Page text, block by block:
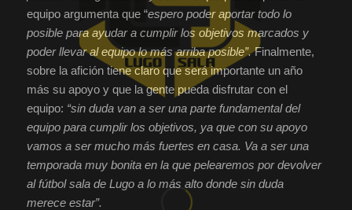
equipo argumenta que “espero poder aportar todo lo
posible para ayudar a cumplir los objetivos marcados y
poder llevar al equipo lo más arriba posible”.Finalmente,
sobre la afición tiene claro que será importante un año
más su apoyo y que la gente pueda disfrutar con el
equipo: “sin duda van a ser una parte fundamental del
equipo para cumplir los objetivos, ya que con su apoyo
vamos a ser mucho más fuertes en casa. Va a ser una
temporada muy bonita en la que pelearemos por devolver
al fútbol sala de Lugo a lo más alto donde sin duda
merece estar”.